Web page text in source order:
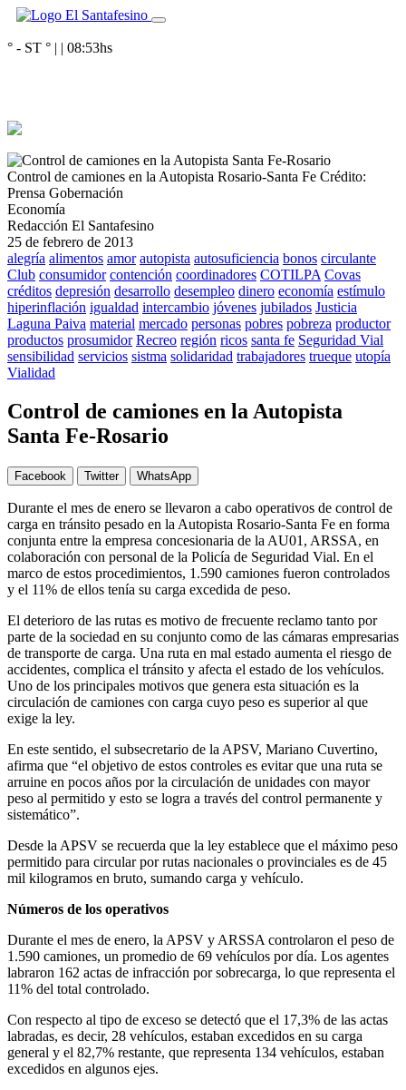
° - ST ° | | 08:53hs
Control de camiones en la Autopista Rosario-Santa Fe Crédito:
Prensa Gobernación
Economía
Redacción El Santafesino
25 de febrero de 2013
alegría alimentos amor autopista autosuficiencia bonos circulante
Club consumidor contención coordinadores COTILPA Covas
créditos depresión desarrollo desempleo dinero economía estímulo
hiperinflación igualdad intercambio jóvenes jubilados Justicia
Laguna Paiva material mercado personas pobres pobreza productor
productos prosumidor Recreo región ricos santa fe Seguridad Vial
sensibilidad servicios sistma solidaridad trabajadores trueque utopía
Vialidad
Control de camiones en la Autopista
Santa Fe-Rosario
Facebook Twitter WhatsApp
Durante el mes de enero se llevaron a cabo operativos de control de
carga en tránsito pesado en la Autopista Rosario-Santa Fe en forma
conjunta entre la empresa concesionaria de la AU01, ARSSA, en
colaboración con personal de la Policía de Seguridad Vial. En el
marco de estos procedimientos, 1.590 camiones fueron controlados
y el 11% de ellos tenía su carga excedida de peso.
El deterioro de las rutas es motivo de frecuente reclamo tanto por
parte de la sociedad en su conjunto como de las cámaras empresarias
de transporte de carga. Una ruta en mal estado aumenta el riesgo de
accidentes, complica el tránsito y afecta el estado de los vehículos.
Uno de los principales motivos que genera esta situación es la
circulación de camiones con carga cuyo peso es superior al que
exige la ley.
En este sentido, el subsecretario de la APSV, Mariano Cuvertino,
afirma que “el objetivo de estos controles es evitar que una ruta se
arruine en pocos años por la circulación de unidades con mayor
peso al permitido y esto se logra a través del control permanente y
sistemático”.
Desde la APSV se recuerda que la ley establece que el máximo peso
permitido para circular por rutas nacionales o provinciales es de 45
mil kilogramos en bruto, sumando carga y vehículo.
Números de los operativos
Durante el mes de enero, la APSV y ARSSA controlaron el peso de
1.590 camiones, un promedio de 69 vehículos por día. Los agentes
labraron 162 actas de infracción por sobrecarga, lo que representa el
11% del total controlado.
Con respecto al tipo de exceso se detectó que el 17,3% de las actas
labradas, es decir, 28 vehículos, estaban excedidos en su carga
general y el 82,7% restante, que representa 134 vehículos, estaban
excedidos en algunos ejes.